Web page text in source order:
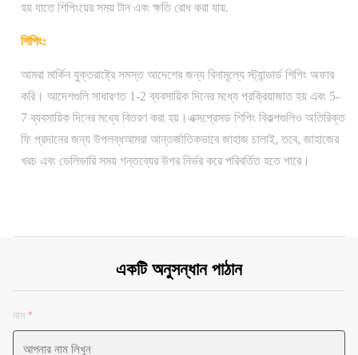
হয় যাতে শিপিংয়ের সময় টান এবং ক্ষতি রোধ করা যায়.
শিপিং:
আমরা মার্কিন যুক্তরাষ্ট্রে সমস্ত আদেশের জন্য বিনামূল্যে স্ট্যান্ডার্ড শিপিং অফার
করি। আদেশগুলি সাধারণত 1-2 ব্যবসায়িক দিনের মধ্যে প্রক্রিয়াজাত হয় এবং 5-
7 ব্যবসায়িক দিনের মধ্যে বিতরণ করা হয়।এক্সপ্রেসড শিপিং বিকল্পগুলিও অতিরিক্ত
ফি প্রদানের জন্য উপলব্ধআমরা আন্তর্জাতিকভাবে জাহাজ চালাই, তবে, জাহাজের
খরচ এবং ডেলিভারি সময় গন্তব্যের উপর নির্ভর করে পরিবর্তিত হতে পারে।
একটি অনুসন্ধান পাঠান
নাম *